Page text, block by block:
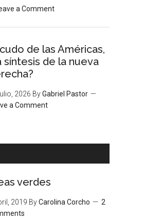
a Comment
de las Américas,
síntesis de la nueva
2026 ByGabriel Pastor
a Comment
verdes
2019 ByCarolina Corcho
2